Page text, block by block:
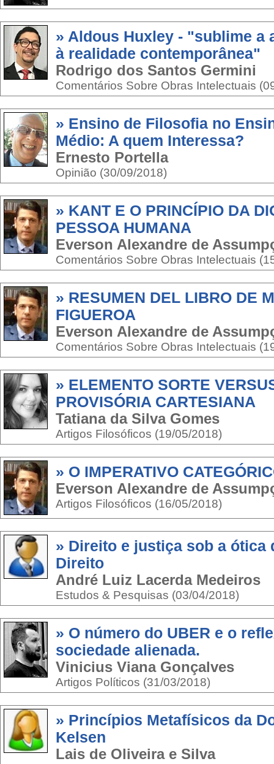
» Aldous Huxley - "sublime a
à realidade contemporânea"
Rodrigo dos Santos Germini
Comentários Sobre Obras Intelectuais
» Ensino de Filosofia no
Médio: A quem Interessa?
Ernesto Portella
Opinião (30/09/2018)
» KANT E O PRINCÍPIO DA
PESSOA HUMANA
Everson Alexandre de
Comentários Sobre Obras Intelectuais
» RESUMEN DEL LIBRO DE
FIGUEROA
Everson Alexandre de
Comentários Sobre Obras Intelectuais
» ELEMENTO SORTE
PROVISÓRIA CARTESIANA
Tatiana da Silva Gomes
Artigos Filosóficos (19/05/2018)
» O IMPERATIVO
Everson Alexandre de
Artigos Filosóficos (16/05/2018)
» Direito e justiça sob a ótica
Direito
André Luiz Lacerda Medeiros
Estudos & Pesquisas (03/04/2018)
» O número do UBER e o
sociedade alienada.
Vinicius Viana Gonçalves
Artigos Políticos (31/03/2018)
» Princípios Metafísicos da
Kelsen
Lais de Oliveira e Silva